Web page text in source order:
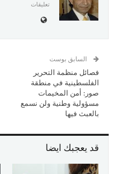
تعليقات
السابق بوست
فصائل منظمة التحرير
الفلسطينية في منطقة
صور: أمن المخيمات
مسؤولية وطنية ولن نسمع
بالعبث فيها
قد يعجبك ايضا